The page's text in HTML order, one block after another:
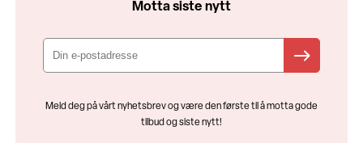
Motta siste nytt
Meld deg på vårt nyhetsbrev og være den første til å motta gode
tilbud og siste nytt!